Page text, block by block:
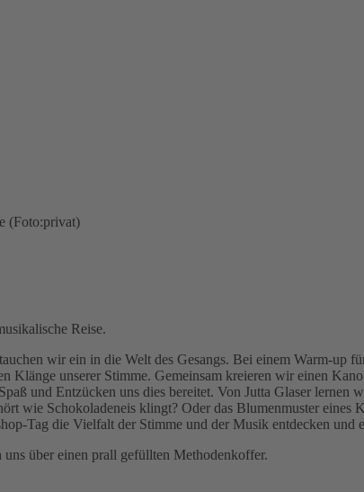
Reise.
tauchen wir ein in die Welt des Gesangs. Bei einem Warm-up
Klänge unserer Stimme. Gemeinsam kreieren wir einen
und Entzücken uns dies bereitet. Von Jutta Glaser
wie Schokoladeneis klingt? Oder das Blumenmuster
Tag die Vielfalt der Stimme und der Musik entdecken und
über einen prall gefüllten Methodenkoffer.